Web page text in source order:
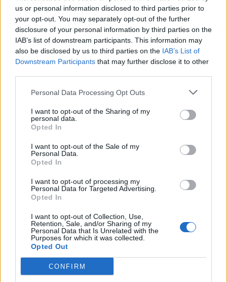
us or personal information disclosed to third parties prior to
your opt-out. You may separately opt-out of the further
disclosure of your personal information by third parties on the
IAB’s list of downstream participants. This information may
also be disclosed by us to third parties on the IAB’s List of
Downstream Participants that may further disclose it to other
Personal Data Processing Opt Outs
I want to opt-out of the Sharing of my
personal data.
Opted In
I want to opt-out of the Sale of my
Personal Data.
Opted In
I want to opt-out of processing my
Personal Data for Targeted Advertising.
Opted In
I want to opt-out of Collection, Use,
Retention, Sale, and/or Sharing of my
Personal Data that Is Unrelated with the
Purposes for which it was collected.
Opted Out
CONFIRM
του Πανεπιστημίου Πειραιώς Σωτήρης Βαρελάς,
υπολογίζεται ότι το 30% του πληθυσμού θα έχει
απαιτήσεις προσβάσιμων υπηρεσιών σε κάποιο
στάδιο της ζωής του ενώ γενικότερα οι ταξιδιώτες με
Μάλιστα, σύμφωνα πάντα με έρευνες, ο σχεδιασμός
προγραμμάτων και υπηρεσιών προσβάσιμων σε
άτομα με αναπηρία αποτελεί καθοριστικό γνώμονα
και κριτήριο επιλογής για τα εν λόγω άτομα, ενώ
προκύπτει ότι οι προσπάθειες για την καλύτερη
εξυπηρέτηση των αναγκών των ατόμων με αναπηρία
είχαν ως αποτέλεσμα τη βελτίωση της παροχής
υπηρεσιών για τα άτομα χωρίς αναπηρία.